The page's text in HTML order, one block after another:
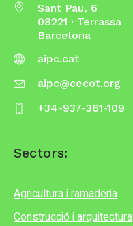
Sant Pau, 6
08221 · Terrassa
Barcelona
aipc.cat
aipc@cecot.org
+34-937-361-109
Sectors:
Agricultura i ramaderia
Construcció i arquitectura